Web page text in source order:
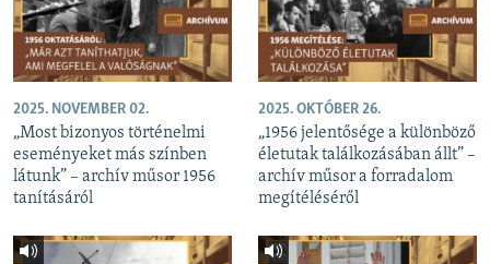
2025. NOVEMBER 02.
„Most bizonyos történelmi
eseményeket más színben
látunk” – archív műsor 1956
tanításáról
2025. OKTÓBER 26.
„1956 jelentősége a különböző
életutak találkozásában állt” –
archív műsor a forradalom
megítéléséről